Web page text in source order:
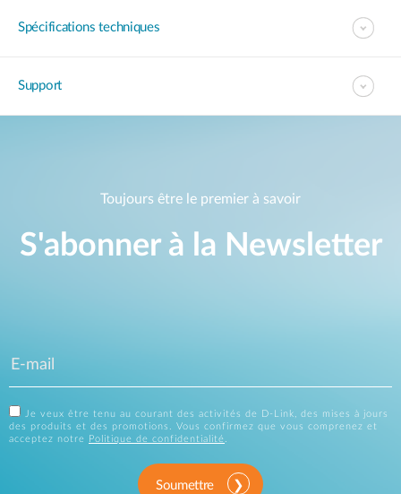
Spécifications techniques
Support
Toujours être le premier à savoir
S'abonner à la Newsletter
Je veux être tenu au courant des activités de D-Link, des mises à jours
des produits et des promotions. Vous confirmez que vous comprenez et
acceptez notre
Politique de confidentialité.
Soumettre